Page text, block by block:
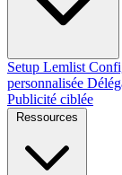
Setup Lemlist
personnalisée
Publicité ciblée